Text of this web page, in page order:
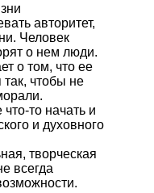
авторитет,
Человек
о нем люди.
о том, что ее
чтобы не
то начать и
и духовного
творческая
всегда